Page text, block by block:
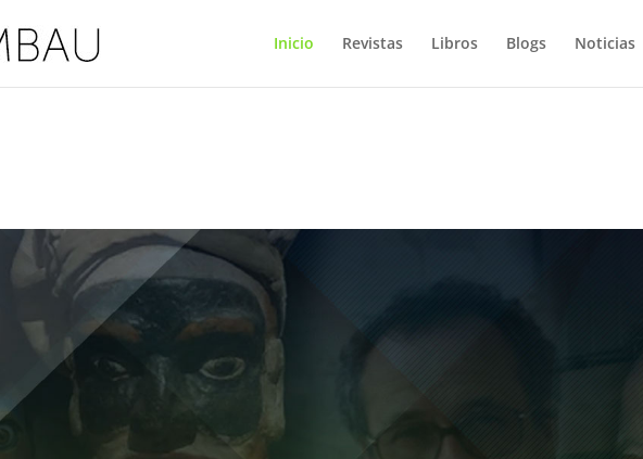
Inicio Revistas Libros Blogs Noticias